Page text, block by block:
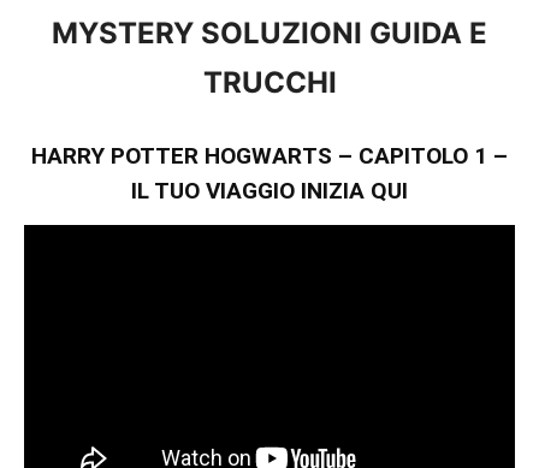
MYSTERY SOLUZIONI GUIDA E
TRUCCHI
HARRY POTTER HOGWARTS – CAPITOLO 1 –
IL TUO VIAGGIO INIZIA QUI